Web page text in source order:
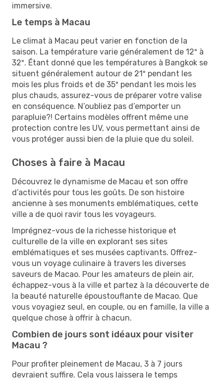
immersive.
Le temps à Macau
Le climat à Macau peut varier en fonction de la
saison. La température varie généralement de 12º à
32º. Étant donné que les températures à Bangkok se
situent généralement autour de 21º pendant les
mois les plus froids et de 35º pendant les mois les
plus chauds, assurez-vous de préparer votre valise
en conséquence. N’oubliez pas d’emporter un
parapluie?! Certains modèles offrent même une
protection contre les UV, vous permettant ainsi de
vous protéger aussi bien de la pluie que du soleil.
Choses à faire à Macau
Découvrez le dynamisme de Macau et son offre
d’activités pour tous les goûts. De son histoire
ancienne à ses monuments emblématiques, cette
ville a de quoi ravir tous les voyageurs.
Imprégnez-vous de la richesse historique et
culturelle de la ville en explorant ses sites
emblématiques et ses musées captivants. Offrez-
vous un voyage culinaire à travers les diverses
saveurs de Macao. Pour les amateurs de plein air,
échappez-vous à la ville et partez à la découverte de
la beauté naturelle époustouflante de Macao. Que
vous voyagiez seul, en couple, ou en famille, la ville a
quelque chose à offrir à chacun.
Combien de jours sont idéaux pour visiter
Macau ?
Pour profiter pleinement de Macau, 3 à 7 jours
devraient suffire. Cela vous laissera le temps